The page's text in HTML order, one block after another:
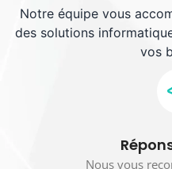
Notre équipe vous
des solutions
vos
Nous vous